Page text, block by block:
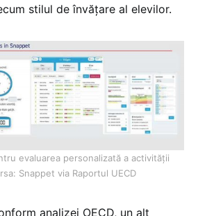
stilul de învățare al elevilor.
evaluarea personalizată a activității
Snappet via Raportul UECD
analizei OECD, un alt